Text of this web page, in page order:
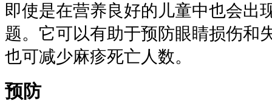
即使是在营养良好的儿童中也会出
题。它可以有助于预防眼睛损伤和
也可减少麻疹死亡人数。
预防